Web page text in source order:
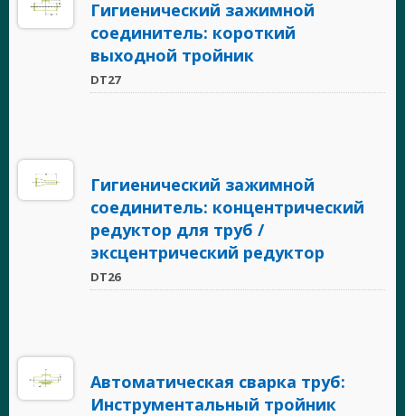
Гигиенический зажимной
соединитель: короткий
выходной тройник
DT27
Гигиенический зажимной
соединитель: концентрический
редуктор для труб /
эксцентрический редуктор
DT26
Автоматическая сварка труб:
Инструментальный тройник